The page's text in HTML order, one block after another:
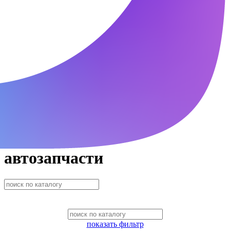
автозапчасти
показать фильтр